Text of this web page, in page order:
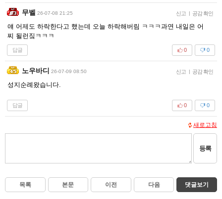
무벨 26-07-08 21:25 신고 | 공감 확인
얘 어제도 하락한다고 했는데 오늘 하락해버림 ㅋㅋㅋ과연 내일은 어
찌 될런짘ㅋㅋㅋ
답글 0
0
노우바디 26-07-09 08:50 신고 | 공감 확인
성지순례왔습니다.
답글 0
0
새로고침
등록
목록 본문 이전 다음 댓글보기